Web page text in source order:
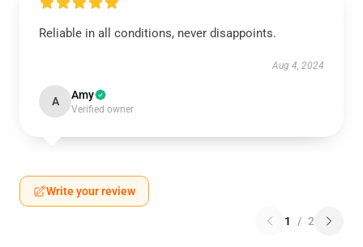
Reliable in all conditions, never disappoints.
Aug 4, 2024
A Amy
Verified owner
Write your review
1 / 2